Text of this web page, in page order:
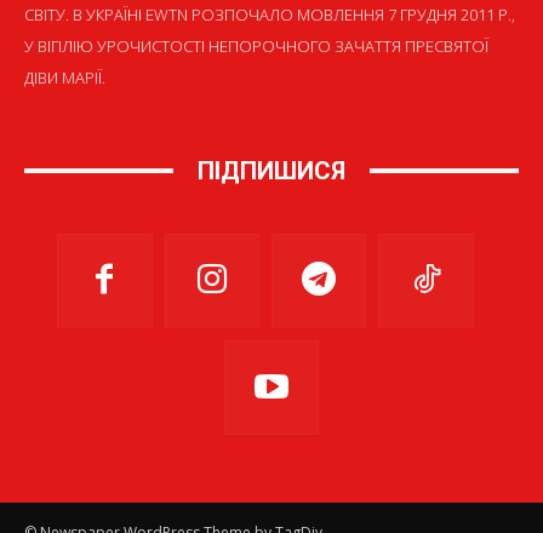
СВІТУ. В УКРАЇНІ EWTN РОЗПОЧАЛО МОВЛЕННЯ 7 ГРУДНЯ 2011 Р.,
У ВІГІЛІЮ УРОЧИСТОСТІ НЕПОРОЧНОГО ЗАЧАТТЯ ПРЕСВЯТОЇ
ДІВИ МАРІЇ.
ПІДПИШИСЯ